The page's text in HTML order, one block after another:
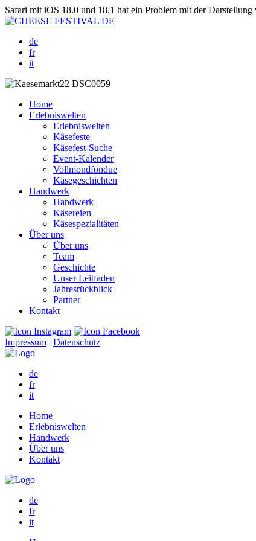
Safari mit iOS 18.0 und 18.1 hat ein Problem mit der
de
fr
it
Home
Erlebniswelten
Erlebniswelten
Käsefeste
Käsefest-Suche
Event-Kalender
Vollmondfondue
Käsegeschichten
Handwerk
Handwerk
Käsereien
Käsespezialitäten
Über uns
Über uns
Team
Geschichte
Unser Leitfaden
Jahresrückblick
Partner
Kontakt
Impressum | Datenschutz
de
fr
it
Home
Erlebniswelten
Handwerk
Über uns
Kontakt
de
fr
it